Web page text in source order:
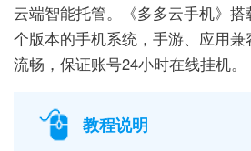
云端智能托管。《多多云手机》
个版本的手机系统，手游、应用
流畅，保证账号24小时在线挂机。
教程说明